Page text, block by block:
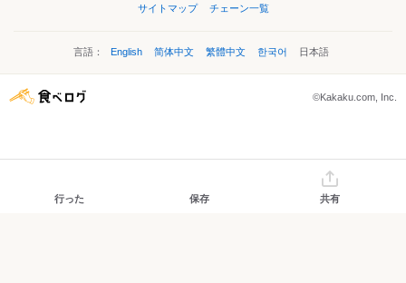
サイトマップ
チェーン一覧
言語： English 简体中文 繁體中文 한국어 日本語
©Kakaku.com, Inc.
行った 保存 共有